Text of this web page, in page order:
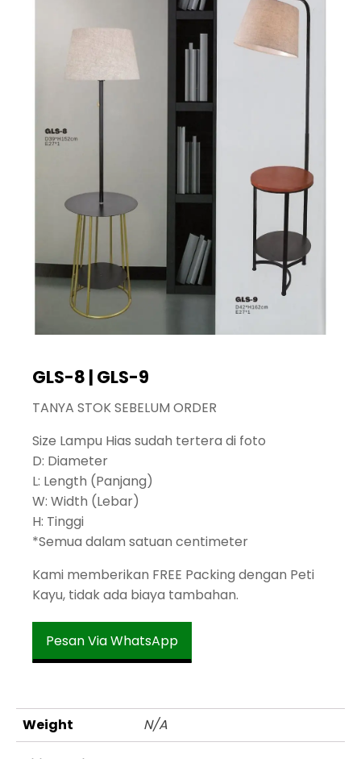
GLS-8 | GLS-9
TANYA STOK SEBELUM ORDER
Size Lampu Hias sudah tertera di foto
D: Diameter
L: Length (Panjang)
W: Width (Lebar)
H: Tinggi
*Semua dalam satuan centimeter
Kami memberikan FREE Packing dengan Peti
Kayu, tidak ada biaya tambahan.
Pesan Via WhatsApp
Weight N/A